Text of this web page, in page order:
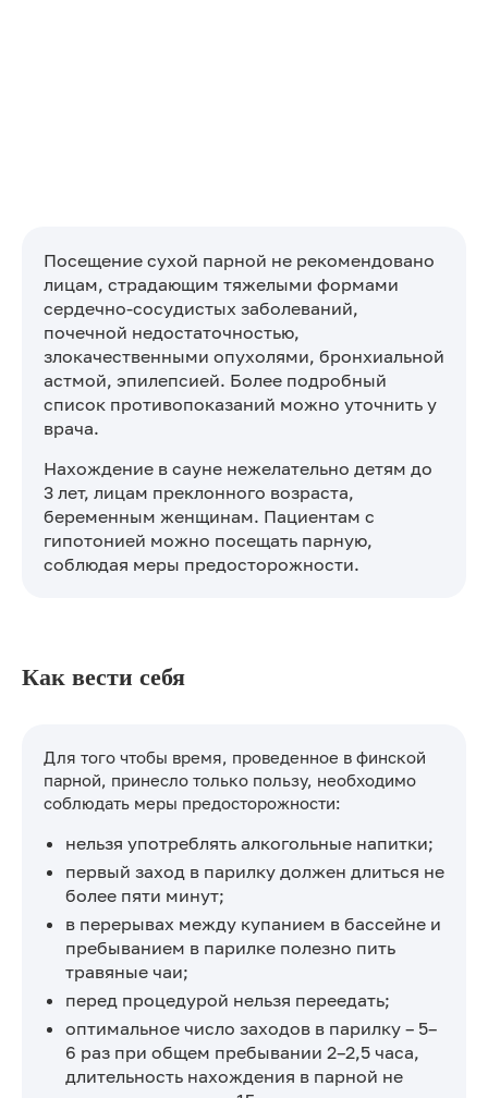
Посещение сухой парной не рекомендовано
лицам, страдающим тяжелыми формами
сердечно-сосудистых заболеваний,
почечной недостаточностью,
злокачественными опухолями, бронхиальной
астмой, эпилепсией. Более подробный
список противопоказаний можно уточнить у
врача.
Нахождение в сауне нежелательно детям до
3 лет, лицам преклонного возраста,
беременным женщинам. Пациентам с
гипотонией можно посещать парную,
соблюдая меры предосторожности.
Как вести себя
Для того чтобы время, проведенное в финской
парной, принесло только пользу, необходимо
соблюдать меры предосторожности:
нельзя употреблять алкогольные напитки;
первый заход в парилку должен длиться не
более пяти минут;
в перерывах между купанием в бассейне и
пребыванием в парилке полезно пить
травяные чаи;
перед процедурой нельзя переедать;
оптимальное число заходов в парилку – 5–
6 раз при общем пребывании 2–2,5 часа,
длительность нахождения в парной не